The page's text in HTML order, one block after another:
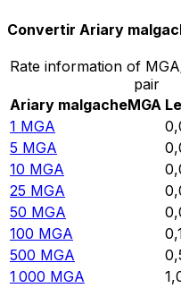
Convertir Ariary
Rate information of
pair
Ariary malgacheMGA
1 MGA
5 MGA
10 MGA
25 MGA
50 MGA
100 MGA
500 MGA
1 000 MGA